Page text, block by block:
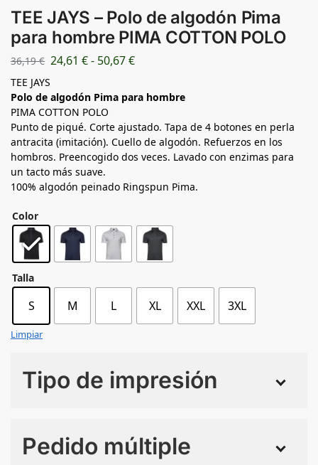
TEE JAYS – Polo de algodón Pima
para hombre PIMA COTTON POLO
36,19€ 24,61 €- 50,67€
TEE JAYS
Polo de algodón Pima para hombre
PIMA COTTON POLO
Punto de piqué. Corte ajustado. Tapa de 4 botones en perla
antracita (imitación). Cuello de algodón. Refuerzos en los
hombros. Preencogido dos veces. Lavado con enzimas para
un tacto más suave.
100% algodón peinado Ringspun Pima.
Color
Talla
S M L XL XXL 3XL
Limpiar
Tipo de impresión
Pedido múltiple